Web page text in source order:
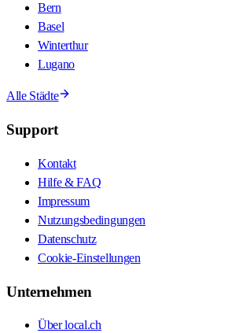
Bern
Basel
Winterthur
Lugano
Alle Städte
Support
Kontakt
Hilfe & FAQ
Impressum
Nutzungsbedingungen
Datenschutz
Cookie-Einstellungen
Unternehmen
Über local.ch